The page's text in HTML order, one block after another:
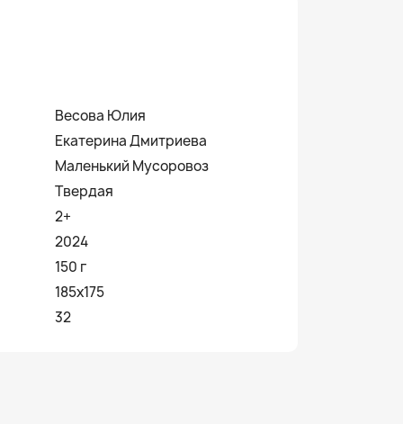
Весова Юлия
Екатерина Дмитриева
Маленький Мусоровоз
Твердая
2+
2024
150 г
185х175
32